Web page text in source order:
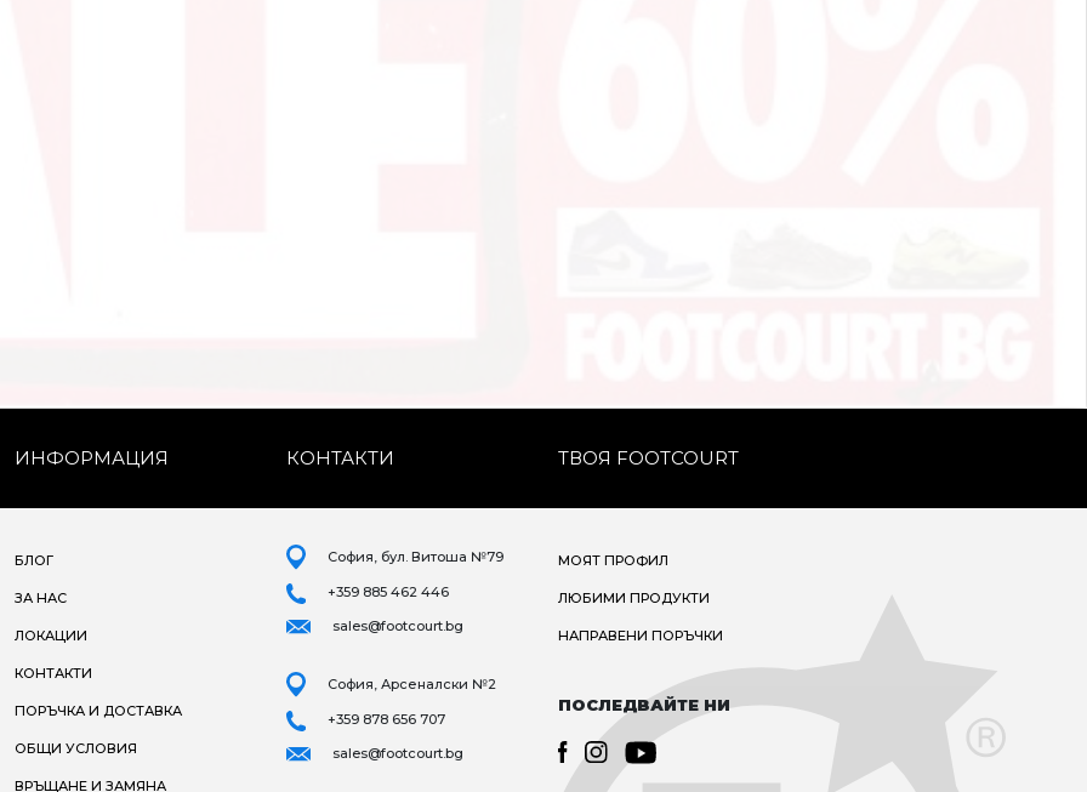
ИНФОРМАЦИЯ КОНТАКТИ ТВОЯ FOOTCOURT
БЛОГ
ЗА НАС
ЛОКАЦИИ
КОНТАКТИ
ПОРЪЧКА И ДОСТАВКА
ОБЩИ УСЛОВИЯ
ВРЪЩАНЕ И ЗАМЯНА
София, бул. Витоша №79
+359 885 462 446
sales@footcourt.bg
София, Арсеналски №2
+359 878 656 707
sales@footcourt.bg
МОЯТ ПРОФИЛ
ЛЮБИМИ ПРОДУКТИ
НАПРАВЕНИ ПОРЪЧКИ
ПОСЛЕДВАЙТЕ НИ